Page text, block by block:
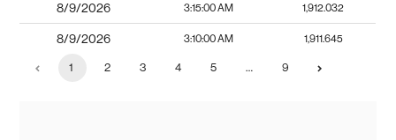
8/9/2026 3:15:00 AM 1,912.032
8/9/2026 3:10:00 AM 1,911.645
1 2 3 4 5 … 9